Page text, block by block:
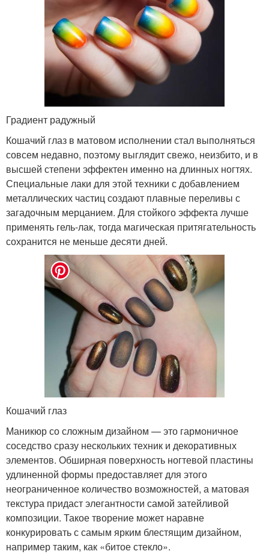
Градиент радужный
Кошачий глаз в матовом исполнении стал выполняться
совсем недавно, поэтому выглядит свежо, неизбито, и в
высшей степени эффектен именно на длинных ногтях.
Специальные лаки для этой техники с добавлением
металлических частиц создают плавные переливы с
загадочным мерцанием. Для стойкого эффекта лучше
применять гель-лак, тогда магическая притягательность
сохранится не меньше десяти дней.
Кошачий глаз
Маникюр со сложным дизайном — это гармоничное
соседство сразу нескольких техник и декоративных
элементов. Обширная поверхность ногтевой пластины
удлиненной формы предоставляет для этого
неограниченное количество возможностей, а матовая
текстура придаст элегантности самой затейливой
композиции. Такое творение может наравне
конкурировать с самым ярким блестящим дизайном,
например таким, как «битое стекло».